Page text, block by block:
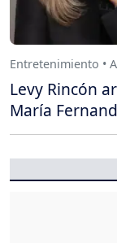
Entretenimiento •
Levy Rincón
María